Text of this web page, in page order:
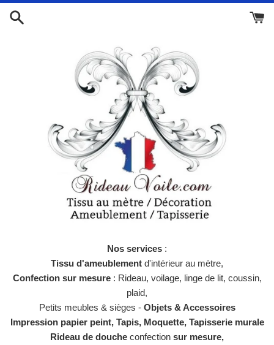
Passer
Nos services :
Tissu d'ameublement d'intérieur au mètre,
Confection sur mesure: Rideau, voilage, linge de lit, coussin,
plaid,
Petits meubles & sièges - Objets & Accessoires
Impression papier peint, Tapis, Moquette, Tapisserie murale
Rideau de douche confection sur mesure,